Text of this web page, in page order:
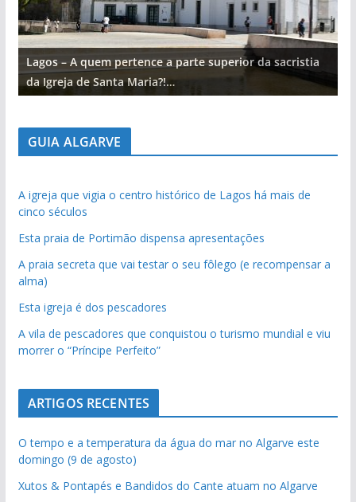
Lagos – A quem pertence a parte superior da sacristia
da Igreja de Santa Maria?!…
GUIA ALGARVE
A igreja que vigia o centro histórico de Lagos há mais de
cinco séculos
Esta praia de Portimão dispensa apresentações
A praia secreta que vai testar o seu fôlego (e recompensar a
alma)
Esta igreja é dos pescadores
A vila de pescadores que conquistou o turismo mundial e viu
morrer o “Príncipe Perfeito”
ARTIGOS RECENTES
O tempo e a temperatura da água do mar no Algarve este
domingo (9 de agosto)
Xutos & Pontapés e Bandidos do Cante atuam no Algarve